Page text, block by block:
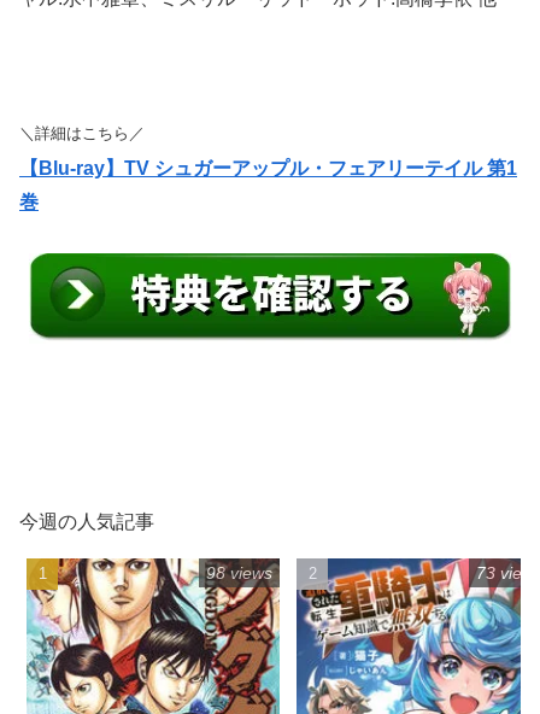
＼詳細はこちら／
【Blu-ray】TV シュガーアップル・フェアリーテイル 第1
巻
今週の人気記事
98 views 73